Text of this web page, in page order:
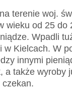
terenie woj.
wieku od 25 do
Wpadli
w Kielcach. W
innymi
a także wyroby
czekan.